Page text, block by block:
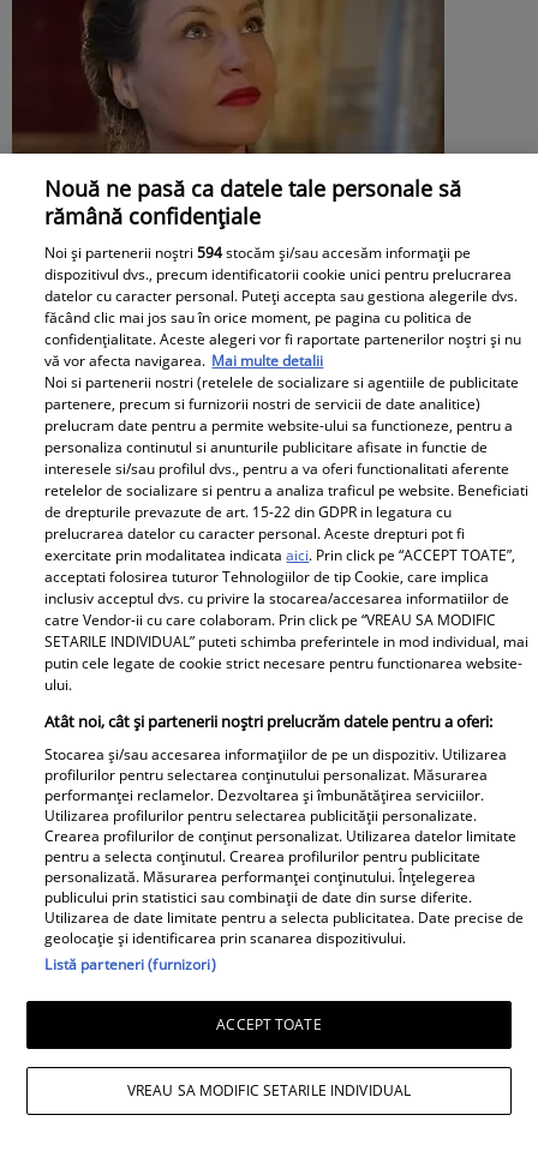
Daniela Nane, dezvăluiri după
despărțirea de Octavian Ene. Cum se
simte actrița: „Nu simt nicio lipsă”
Observator News
Oraşul din România invadat de
şobolani. Ziua sapă tuneluri prin
pereţii blocurilor: "Zici că eşti în
India"
Nouă ne pasă ca datele tale personale să
rămână confidențiale
Noi și partenerii noștri594stocăm și/sau accesăm informații pe
dispozitivul dvs., precum identificatorii cookie unici pentru prelucrarea
datelor cu caracter personal. Puteți accepta sau gestiona alegerile dvs.
făcând clic mai jos sau în orice moment, pe pagina cu politica de
confidențialitate. Aceste alegeri vor fi raportate partenerilor noștri și nu
vă vor afecta navigarea. Mai multe detalii
Noi si partenerii nostri (retelele de socializare si agentiile de publicitate
partenere, precum si furnizorii nostri de servicii de date analitice)
prelucram date pentru a permite website-ului sa functioneze, pentru a
personaliza continutul si anunturile publicitare afisate in functie de
interesele si/sau profilul dvs., pentru a va oferi functionalitati aferente
retelelor de socializare si pentru a analiza traficul pe website. Beneficiati
de drepturile prevazute de art. 15-22 din GDPR in legatura cu
prelucrarea datelor cu caracter personal. Aceste drepturi pot fi
exercitate prin modalitatea indicataaici. Prin click pe “ACCEPT TOATE”,
acceptati folosirea tuturor Tehnologiilor de tip Cookie, care implica
inclusiv acceptul dvs. cu privire la stocarea/accesarea informatiilor de
catre Vendor-ii cu care colaboram. Prin click pe “VREAU SA MODIFIC
SETARILE INDIVIDUAL” puteti schimba preferintele in mod individual, mai
putin cele legate de cookie strict necesare pentru functionarea website-
ului.
Atât noi, cât și partenerii noștri prelucrăm datele pentru a oferi:
Stocarea și/sau accesarea informațiilor de pe un dispozitiv. Utilizarea
profilurilor pentru selectarea conținutului personalizat. Măsurarea
performanței reclamelor. Dezvoltarea și îmbunătățirea serviciilor.
Utilizarea profilurilor pentru selectarea publicității personalizate.
Crearea profilurilor de conținut personalizat. Utilizarea datelor limitate
pentru a selecta conținutul. Crearea profilurilor pentru publicitate
personalizată. Măsurarea performanței conținutului. Înțelegerea
publicului prin statistici sau combinații de date din surse diferite.
Utilizarea de date limitate pentru a selecta publicitatea. Date precise de
geolocație și identificarea prin scanarea dispozitivului.
Listă parteneri (furnizori)
ACCEPT TOATE
VREAU SA MODIFIC SETARILE INDIVIDUAL